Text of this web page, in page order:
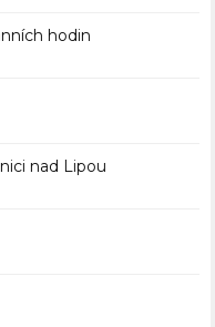
hodin
nad Lipou